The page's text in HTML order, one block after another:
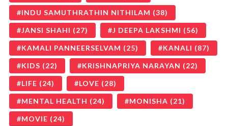
INDU SAMUTHRATHIN NITHILAM (38)
JANSI SHAHI (27) J DEEPA LAKSHMI (56)
KAMALI PANNEERSELVAM (25) KANALI (87)
KIDS (22) KRISHNAPRIYA NARAYAN (22)
LIFE (24) LOVE (28)
MENTAL HEALTH (24) MONISHA (21)
MOVIE (24)